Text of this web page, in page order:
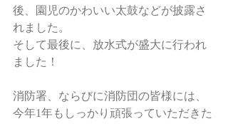
後、園児のかわいい太鼓などが披露さ
れました。
そして最後に、放水式が盛大に行われ
ました！
消防署、ならびに消防団の皆様には、
今年1年もしっかり頑張っていただきた